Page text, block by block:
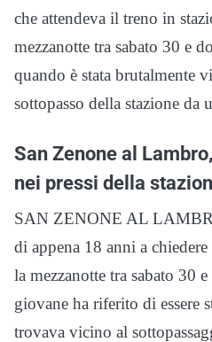
che attendeva il treno in
mezzanotte tra sabato 30 e
quando è stata brutalmente
sottopasso della stazione da
San Zenone al
nei pressi della
SAN ZENONE AL
di appena 18 anni a
la mezzanotte tra sabato 30
giovane ha riferito di essere
trovava vicino al